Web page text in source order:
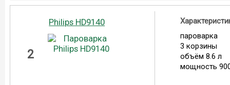
2
Philips HD9140
пароварка
3 корзины
объём 8.6 л
мощность